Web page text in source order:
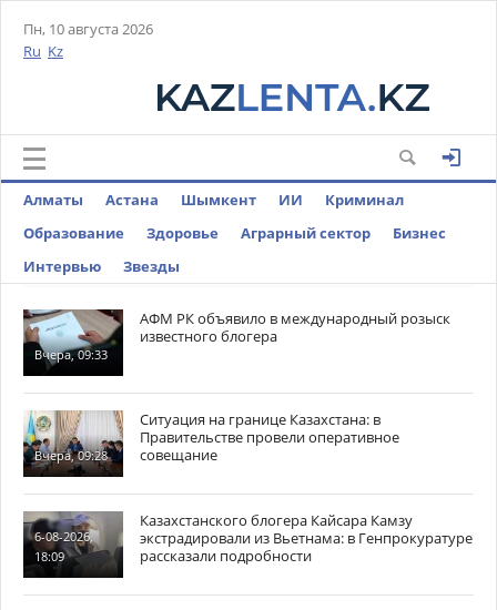
Пн, 10 августа 2026
Ru Kz
Алматы Астана Шымкент ИИ
Криминал
Образование
Здоровье Аграрный сектор
Бизнес
Интервью
Звезды
Вчера, 09:33
АФМ РК объявило в международный розыск
известного блогера
Вчера, 09:28
Ситуация на границе Казахстана: в
Правительстве провели оперативное
совещание
6-08-2026,
18:09
Казахстанского блогера Кайсара Камзу
экстрадировали из Вьетнама: в Генпрокуратуре
рассказали подробности